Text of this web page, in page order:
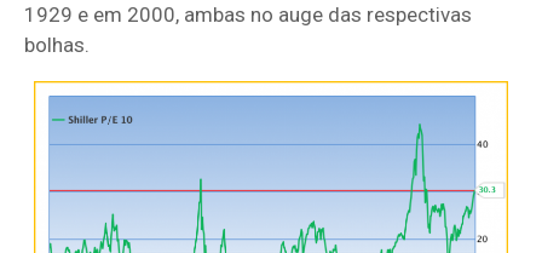
1929 e em 2000, ambas no auge das respectivas
bolhas.